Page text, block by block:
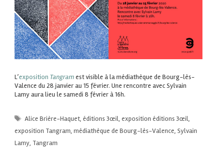
L’exposition Tangramest visible à la médiathèque de Bourg-lès-
Valence du 28 janvier au 15 février. Une rencontre avec Sylvain
Lamy aura lieu le samedi 8 février à 16h.
Alice Brière-Haquet,éditions 3œil,exposition éditions 3œil,
exposition Tangram, médiathèque de Bourg-lès-Valence, Sylvain
Lamy, Tangram